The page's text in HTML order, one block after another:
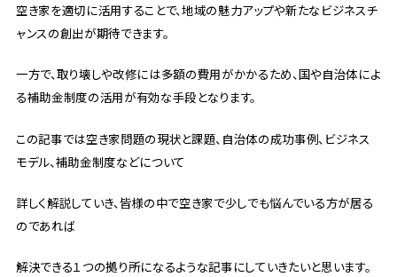
空き家を適切に活用することで、地域の魅力アップや新たなビジネスチ
ャンスの創出が期待できます。
一方で、取り壊しや改修には多額の費用がかかるため、国や自治体によ
る補助金制度の活用が有効な手段となります。
この記事では空き家問題の現状と課題、自治体の成功事例、ビジネス
モデル、補助金制度などについて
詳しく解説していき、皆様の中で空き家で少しでも悩んでいる方が居る
のであれば
解決できる１つの拠り所になるような記事にしていきたいと思います。